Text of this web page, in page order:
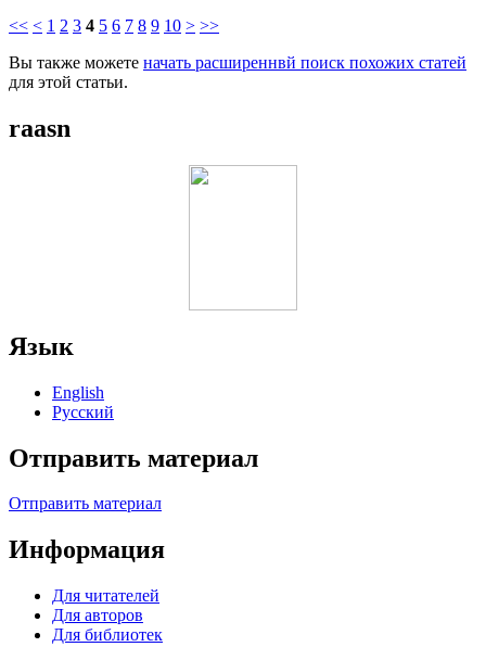
<< < 1 2 3 4 5 6 7 8 9 10 > >>
Вы также можете начать расширеннвй поиск похожих статей
для этой статьи.
raasn
Язык
English
Русский
Отправить материал
Отправить материал
Информация
Для читателей
Для авторов
Для библиотек